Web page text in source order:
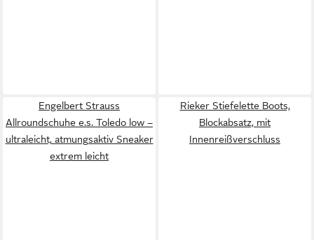
Engelbert Strauss
Allroundschuhe e.s. Toledo low –
ultraleicht, atmungsaktiv Sneaker
extrem leicht
Rieker Stiefelette Boots,
Blockabsatz, mit
Innenreißverschluss